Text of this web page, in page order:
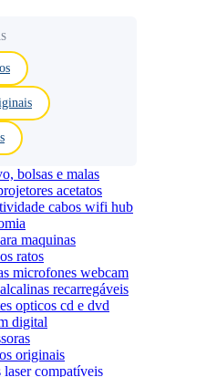
bolsas e malas
acetatos
cabos wifi hub
maquinas
ratos
microfones webcam
recarregáveis
opticos cd e dvd
digital
originais
laser compatíveis